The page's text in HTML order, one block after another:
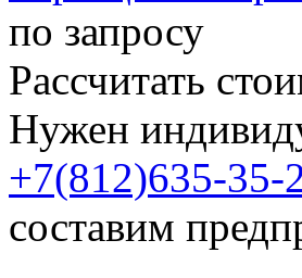
по запросу
Рассчитать
Нужен
+7(812)635-35-
составим